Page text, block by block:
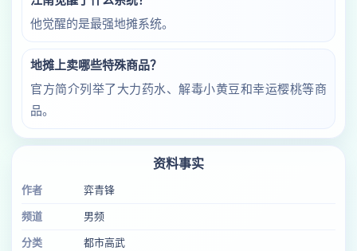
他觉醒的是最强地摊系统。
地摊上卖哪些特殊商品？
官方简介列举了大力药水、解毒小黄豆和幸运樱桃等商
品。
资料事实
作者 弈青锋
频道 男频
分类 都市高武